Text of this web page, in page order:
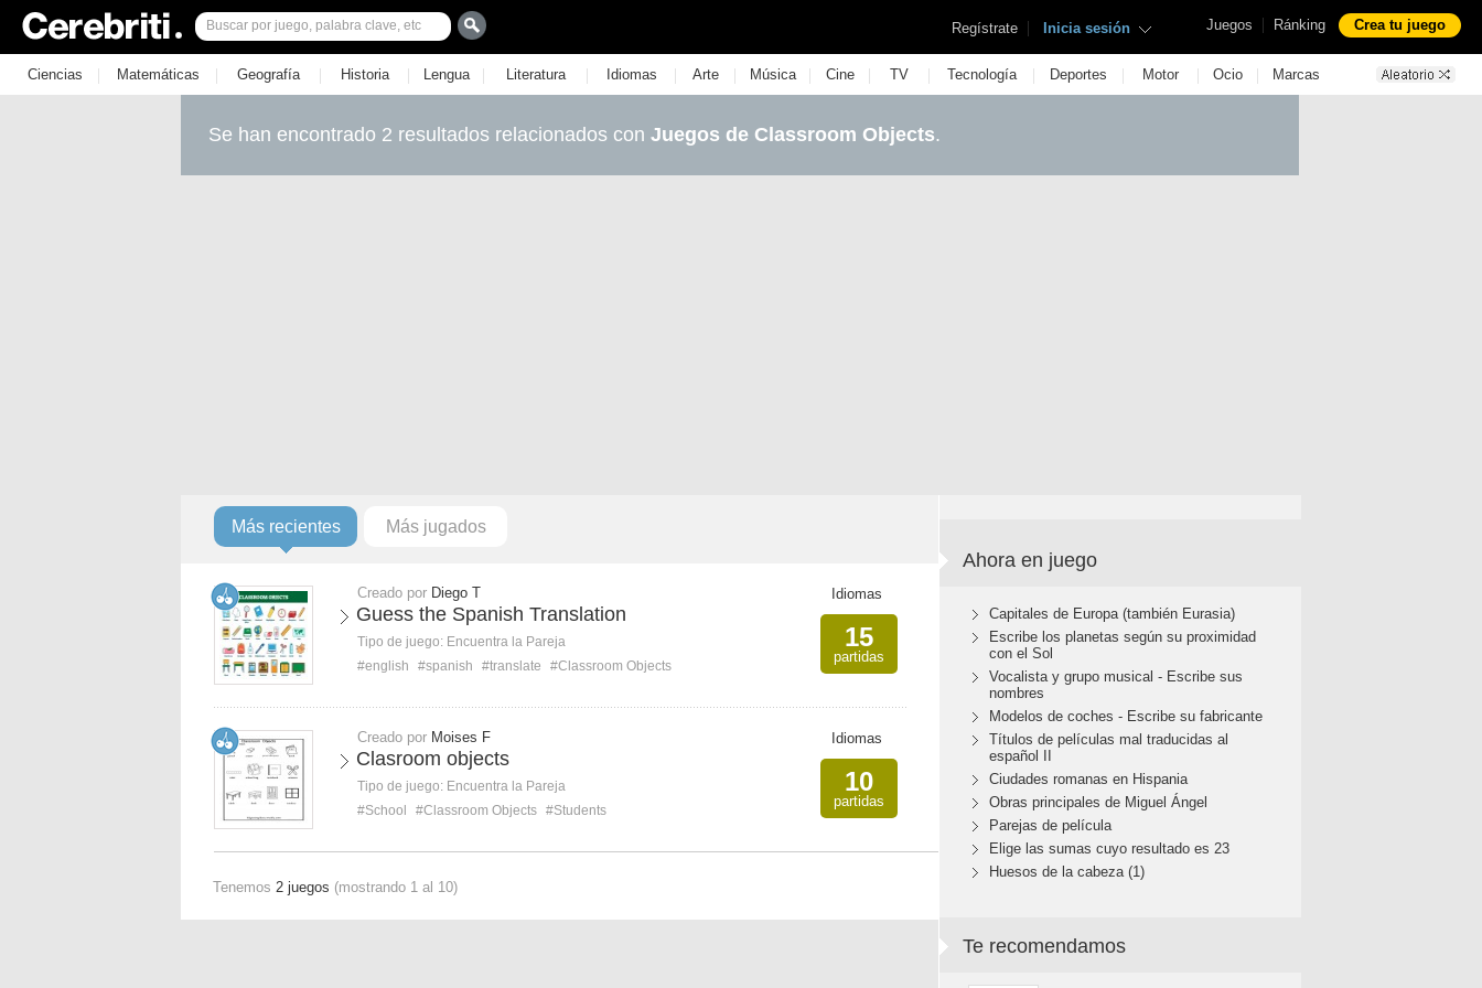
Juegos | Ránking Crea tu juego
Regístrate | Inicia sesión
Ciencias | Matemáticas | Geografía | Historia | Lengua | Literatura | Idiomas | Arte | Música | Cine | TV | Tecnología | Deportes | Motor | Ocio | Marcas
Se han encontrado 2 resultados relacionados con Juegos de Classroom Objects.
Más recientes Más jugados
Creado por Diego T
Guess the Spanish Translation
Tipo de juego: Encuentra la Pareja
#english
#spanish #translate #Classroom Objects
Idiomas
15
partidas
Creado por Moises F
Clasroom objects
Tipo de juego: Encuentra la Pareja
#School
#Classroom Objects #Students
Idiomas
10
partidas
Tenemos 2 juegos (mostrando 1 al 10)
Ahora en juego
Capitales de Europa (también Eurasia)
Escribe los planetas según su proximidad
con el Sol
Vocalista y grupo musical - Escribe sus
nombres
Modelos de coches - Escribe su fabricante
Títulos de películas mal traducidas al
español II
Ciudades romanas en Hispania
Obras principales de Miguel Ángel
Parejas de película
Elige las sumas cuyo resultado es 23
Huesos de la cabeza (1)
Te recomendamos